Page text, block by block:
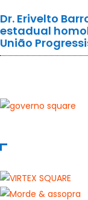
Dr. Erivelto
estadual
União